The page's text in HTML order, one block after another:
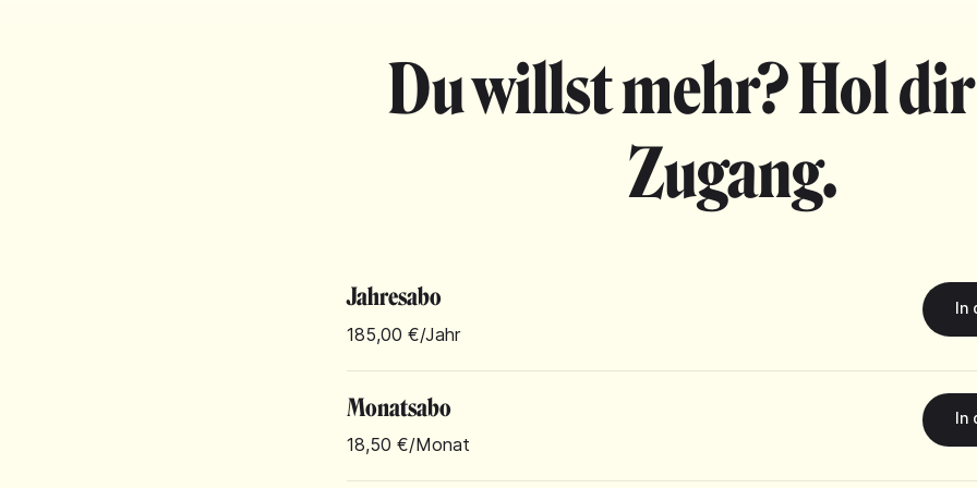
Du willst mehr? Hol
Zugang.
Jahresabo
185,00 €/Jahr
Monatsabo
18,50 €/Monat